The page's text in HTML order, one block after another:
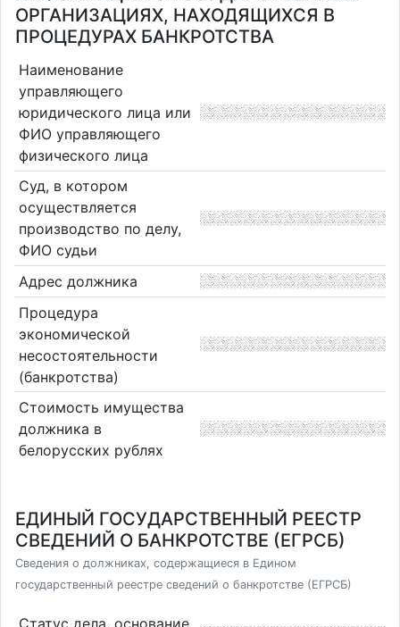
ОРГАНИЗАЦИЯХ, НАХОДЯЩИХСЯ В
ПРОЦЕДУРАХ БАНКРОТСТВА
Наименование
управляющего
юридического лица или
ФИО управляющего
физического лица
Суд, в котором
осуществляется
производство по делу,
ФИО судьи
Адрес должника
Процедура
экономической
несостоятельности
(банкротства)
Стоимость имущества
должника в
белорусских рублях
ЕДИНЫЙ ГОСУДАРСТВЕННЫЙ РЕЕСТР
СВЕДЕНИЙ О БАНКРОТСТВЕ (ЕГРСБ)
Сведения о должниках, содержащиеся в Едином
государственный реестре сведений о банкротстве (ЕГРСБ)
Статус дела, основание